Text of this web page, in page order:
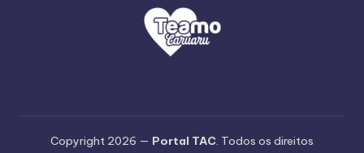
Copyright 2026 — Portal TAC. Todos os direitos